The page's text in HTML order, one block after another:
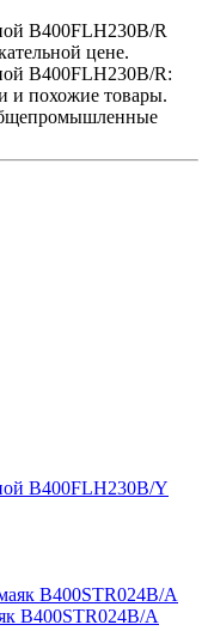
B400FLH230B/R
цене.
B400FLH230B/R:
и похожие товары.
B400FLH230B/Y
B400STR024B/A